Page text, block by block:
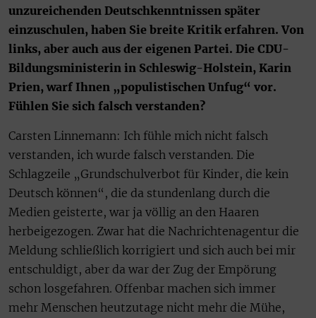
unzureichenden Deutschkenntnissen später
einzuschulen, haben Sie breite Kritik erfahren. Von
links, aber auch aus der eigenen Partei. Die CDU-
Bildungsministerin in Schleswig-Holstein, Karin
Prien, warf Ihnen „populistischen Unfug“ vor.
Fühlen Sie sich falsch verstanden?
Carsten Linnemann: Ich fühle mich nicht falsch
verstanden, ich wurde falsch verstanden. Die
Schlagzeile „Grundschulverbot für Kinder, die kein
Deutsch können“, die da stundenlang durch die
Medien geisterte, war ja völlig an den Haaren
herbeigezogen. Zwar hat die Nachrichtenagentur die
Meldung schließlich korrigiert und sich auch bei mir
entschuldigt, aber da war der Zug der Empörung
schon losgefahren. Offenbar machen sich immer
mehr Menschen heutzutage nicht mehr die Mühe,